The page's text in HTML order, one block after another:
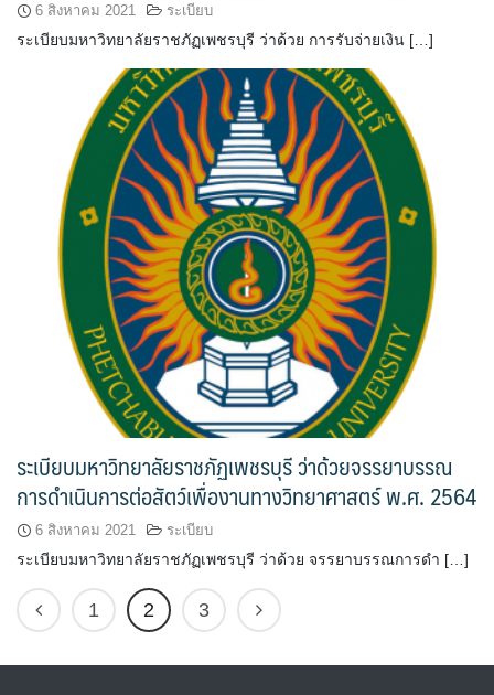
6 สิงหาคม 2021 ระเบียบ
ระเบียบมหาวิทยาลัยราชภัฏเพชรบุรี ว่าด้วย การรับจ่ายเงิน […]
ระเบียบมหาวิทยาลัยราชภัฏเพชรบุรี ว่าด้วยจรรยาบรรณ
การดำเนินการต่อสัตว์เพื่องานทางวิทยาศาสตร์ พ.ศ. 2564
6 สิงหาคม 2021 ระเบียบ
ระเบียบมหาวิทยาลัยราชภัฏเพชรบุรี ว่าด้วย จรรยาบรรณการดำ […]
1 2 3